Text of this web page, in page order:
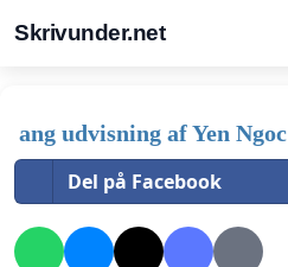
Skrivunder.net
ang udvisning af Yen Ngoc
Del på Facebook